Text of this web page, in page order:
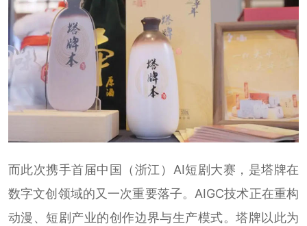
而此次携手首届中国（浙江）AI短剧大赛，是塔牌在
数字文创领域的又一次重要落子。AIGC技术正在重构
动漫、短剧产业的创作边界与生产模式。塔牌以此为